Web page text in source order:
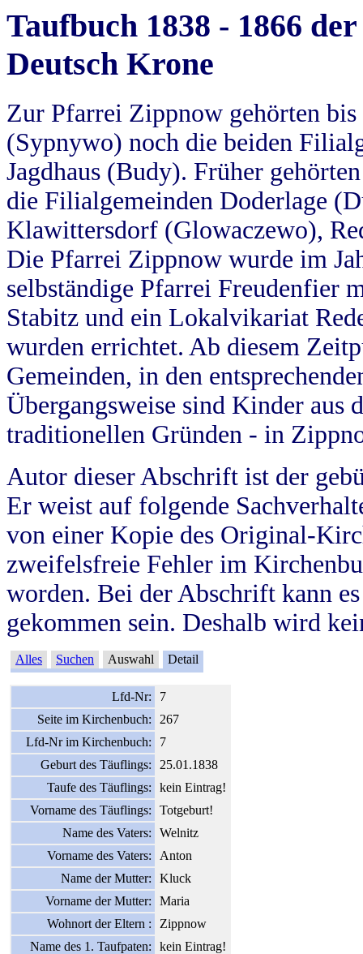
Taufbuch 1838 - 1866
Deutsch Krone
Zur Pfarrei Zippnow gehörten
(Sypnywo) noch die beiden
Jagdhaus (Budy). Früher
die Filialgemeinden Doderlage
Klawittersdorf (Glowaczewo),
Die Pfarrei Zippnow wurde im
selbständige Pfarrei Freudenfier
Stabitz und ein Lokalvikariat
wurden errichtet. Ab diesem
Gemeinden, in den
Übergangsweise sind Kinder aus
traditionellen Gründen - in
Autor dieser Abschrift ist der
Er weist auf folgende
von einer Kopie des Original-
zweifelsfreie Fehler im
worden. Bei der Abschrift kann
gekommen sein. Deshalb wird
Alles Suchen Auswahl Detail
Lfd-Nr:
7
Seite im Kirchenbuch:
267
Lfd-Nr im Kirchenbuch:
7
Geburt des Täuflings:
25.01.1838
Taufe des Täuflings:
kein Eintrag!
Vorname des Täuflings:
Totgeburt!
Name des Vaters:
Welnitz
Vorname des Vaters:
Anton
Name der Mutter:
Kluck
Vorname der Mutter:
Maria
Wohnort der Eltern :
Zippnow
Name des 1. Taufpaten:
kein Eintrag!